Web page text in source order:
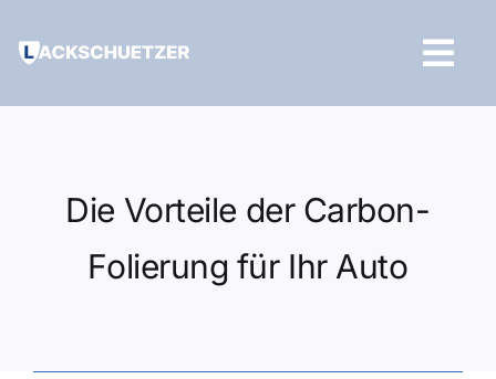
Inhalt
Die Vorteile der Carbon-
Folierung für Ihr Auto